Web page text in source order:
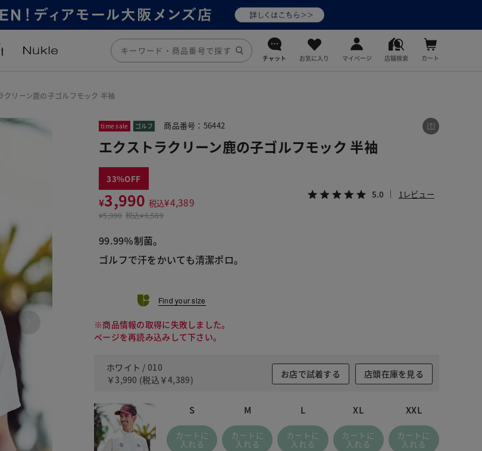
チャット お気に入り マイページ 店舗検索
fitfit
カート
クリーン鹿の子ゴルフモック 半袖
time sale ゴルフ 商品番号：56442
エクストラクリーン鹿の子ゴルフモック 半袖
33
¥3,990 税込¥4,389
¥5,990 税込¥6,589
5.0 1レビュー
99.99％制菌。
ゴルフで汗をかいても清潔ポロ。
Find your size
※商品情報の取得に失敗しました。
ページを再読み込みして下さい。
ホワイト / 010
￥3,990 (税込 ￥4,389)
お店で試着する 店頭在庫を見る
S
カートに
入れる
M
カートに
入れる
L
カートに
入れる
XL
カートに
入れる
XXL
カートに
入れる